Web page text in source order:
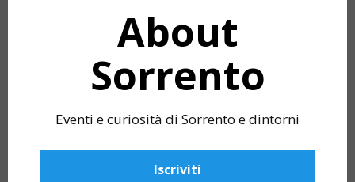
HELLO, SORRENTO!
LA MARINA DI
LUBRENSE
About
Sorrento
Eventi e curiosità di Sorrento e dintorni
Iscriviti